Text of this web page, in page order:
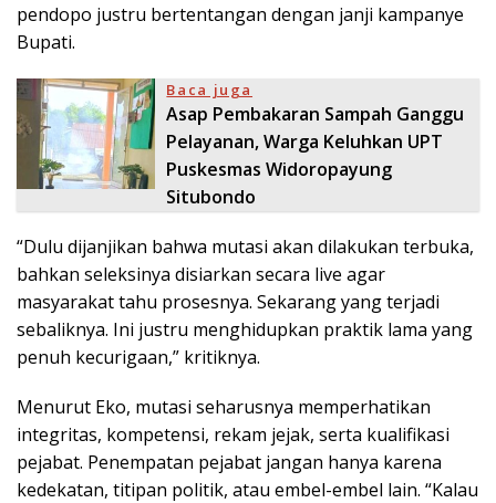
pendopo justru bertentangan dengan janji kampanye
Bupati.
Baca juga
Asap Pembakaran Sampah Ganggu
Pelayanan, Warga Keluhkan UPT
Puskesmas Widoropayung
Situbondo
“Dulu dijanjikan bahwa mutasi akan dilakukan terbuka,
bahkan seleksinya disiarkan secara live agar
masyarakat tahu prosesnya. Sekarang yang terjadi
sebaliknya. Ini justru menghidupkan praktik lama yang
penuh kecurigaan,” kritiknya.
Menurut Eko, mutasi seharusnya memperhatikan
integritas, kompetensi, rekam jejak, serta kualifikasi
pejabat. Penempatan pejabat jangan hanya karena
kedekatan, titipan politik, atau embel-embel lain. “Kalau